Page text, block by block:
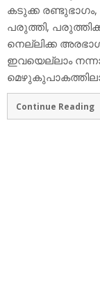
കടുക്ക
പരുത്തി,
നെല്ലിക്ക
ഇവയെല്ലാം
Continue Reading